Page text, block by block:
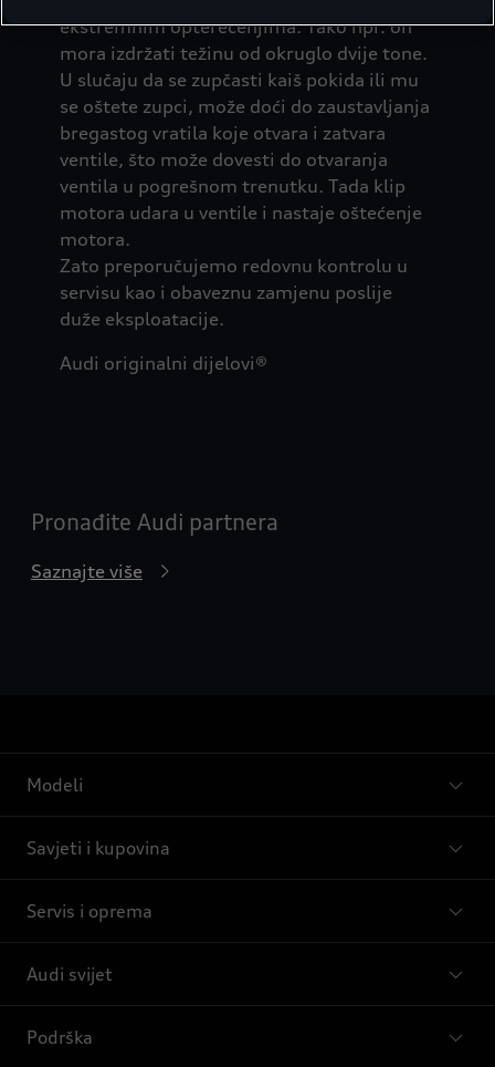
ekstremnim opterećenjima. Tako npr. on
mora izdržati težinu od okruglo dvije tone.
U slučaju da se zupčasti kaiš pokida ili mu
se oštete zupci, može doći do zaustavljanja
bregastog vratila koje otvara i zatvara
ventile, što može dovesti do otvaranja
ventila u pogrešnom trenutku. Tada klip
motora udara u ventile i nastaje oštećenje
motora.
Zato preporučujemo redovnu kontrolu u
servisu kao i obaveznu zamjenu poslije
duže eksploatacije.
Audi originalni dijelovi®
Pronađite Audi partnera
Saznajte više
Modeli
Savjeti i kupovina
Servis i oprema
Audi svijet
Podrška